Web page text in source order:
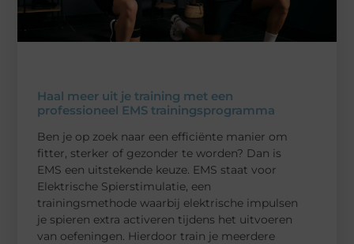
Haal meer uit je training met een
professioneel EMS trainingsprogramma
Ben je op zoek naar een efficiënte manier om
fitter, sterker of gezonder te worden? Dan is
EMS een uitstekende keuze. EMS staat voor
Elektrische Spierstimulatie, een
trainingsmethode waarbij elektrische impulsen
je spieren extra activeren tijdens het uitvoeren
van oefeningen. Hierdoor train je meerdere